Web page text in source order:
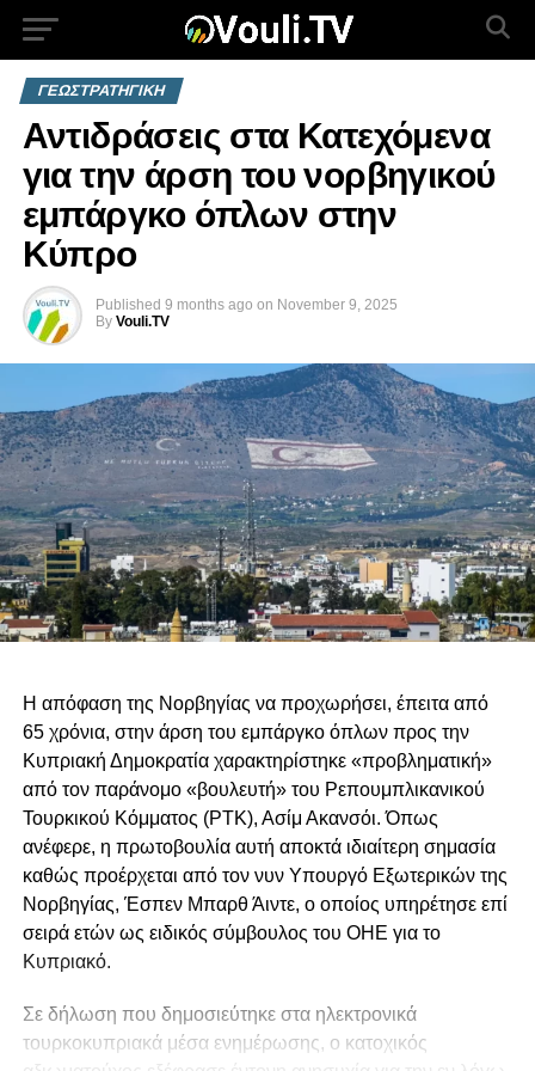
ΓΕΩΣΤΡΑΤΗΓΙΚΗ
Αντιδράσεις στα Κατεχόμενα
για την άρση του νορβηγικού
εμπάργκο όπλων στην
Κύπρο
Published 9 months ago on November 9, 2025
By Vouli.TV
Η απόφαση της Νορβηγίας να προχωρήσει, έπειτα από
65 χρόνια, στην άρση του εμπάργκο όπλων προς την
Κυπριακή Δημοκρατία χαρακτηρίστηκε «προβληματική»
από τον παράνομο «βουλευτή» του Ρεπουμπλικανικού
Τουρκικού Κόμματος (ΡΤΚ), Ασίμ Ακανσόι. Όπως
ανέφερε, η πρωτοβουλία αυτή αποκτά ιδιαίτερη σημασία
καθώς προέρχεται από τον νυν Υπουργό Εξωτερικών της
Νορβηγίας, Έσπεν Μπαρθ Άιντε, ο οποίος υπηρέτησε επί
σειρά ετών ως ειδικός σύμβουλος του ΟΗΕ για το
Κυπριακό.
Σε δήλωση που δημοσιεύτηκε στα ηλεκτρονικά
τουρκοκυπριακά μέσα ενημέρωσης, ο κατοχικός